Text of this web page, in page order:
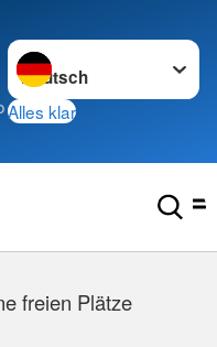
Sprache wechseln zu
Alles klar
freien Plätze